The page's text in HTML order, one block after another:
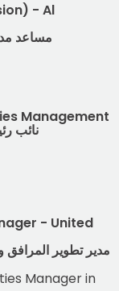
- Al
مساعد
Management
نائب
- United
مدير تطوير المرافق
Manager in